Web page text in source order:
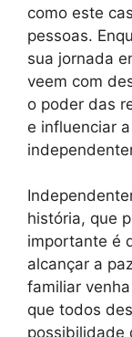
como este
pessoas.
sua jornada
veem com
o poder das
e influenciar
história, que
importante é
alcançar a
familiar
que todos
possibilidade